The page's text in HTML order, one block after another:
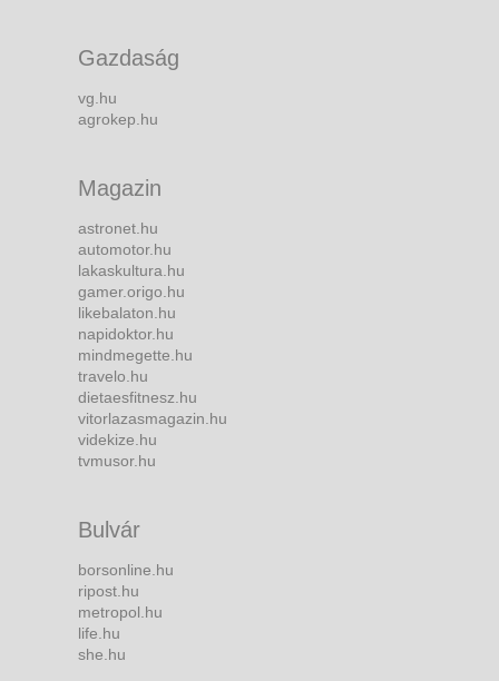
Gazdaság
vg.hu
agrokep.hu
Magazin
astronet.hu
automotor.hu
lakaskultura.hu
gamer.origo.hu
likebalaton.hu
napidoktor.hu
mindmegette.hu
travelo.hu
dietaesfitnesz.hu
vitorlazasmagazin.hu
videkize.hu
tvmusor.hu
Bulvár
borsonline.hu
ripost.hu
metropol.hu
life.hu
she.hu